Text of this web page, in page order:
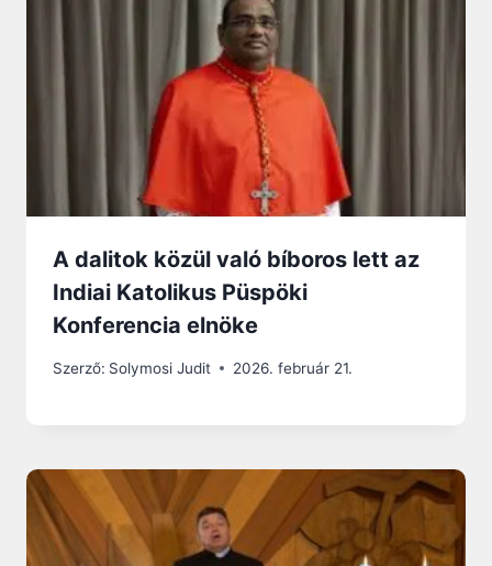
A dalitok közül való bíboros lett az
Indiai Katolikus Püspöki
Konferencia elnöke
Szerző: Solymosi Judit 2026. február 21.